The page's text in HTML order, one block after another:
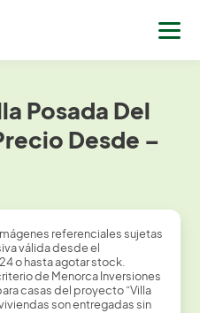
Posada Del
Desde –
referenciales sujetas
válida desde el
o hasta agotar stock.
de Menorca Inversiones
casas del proyecto “Villa
son entregadas sin